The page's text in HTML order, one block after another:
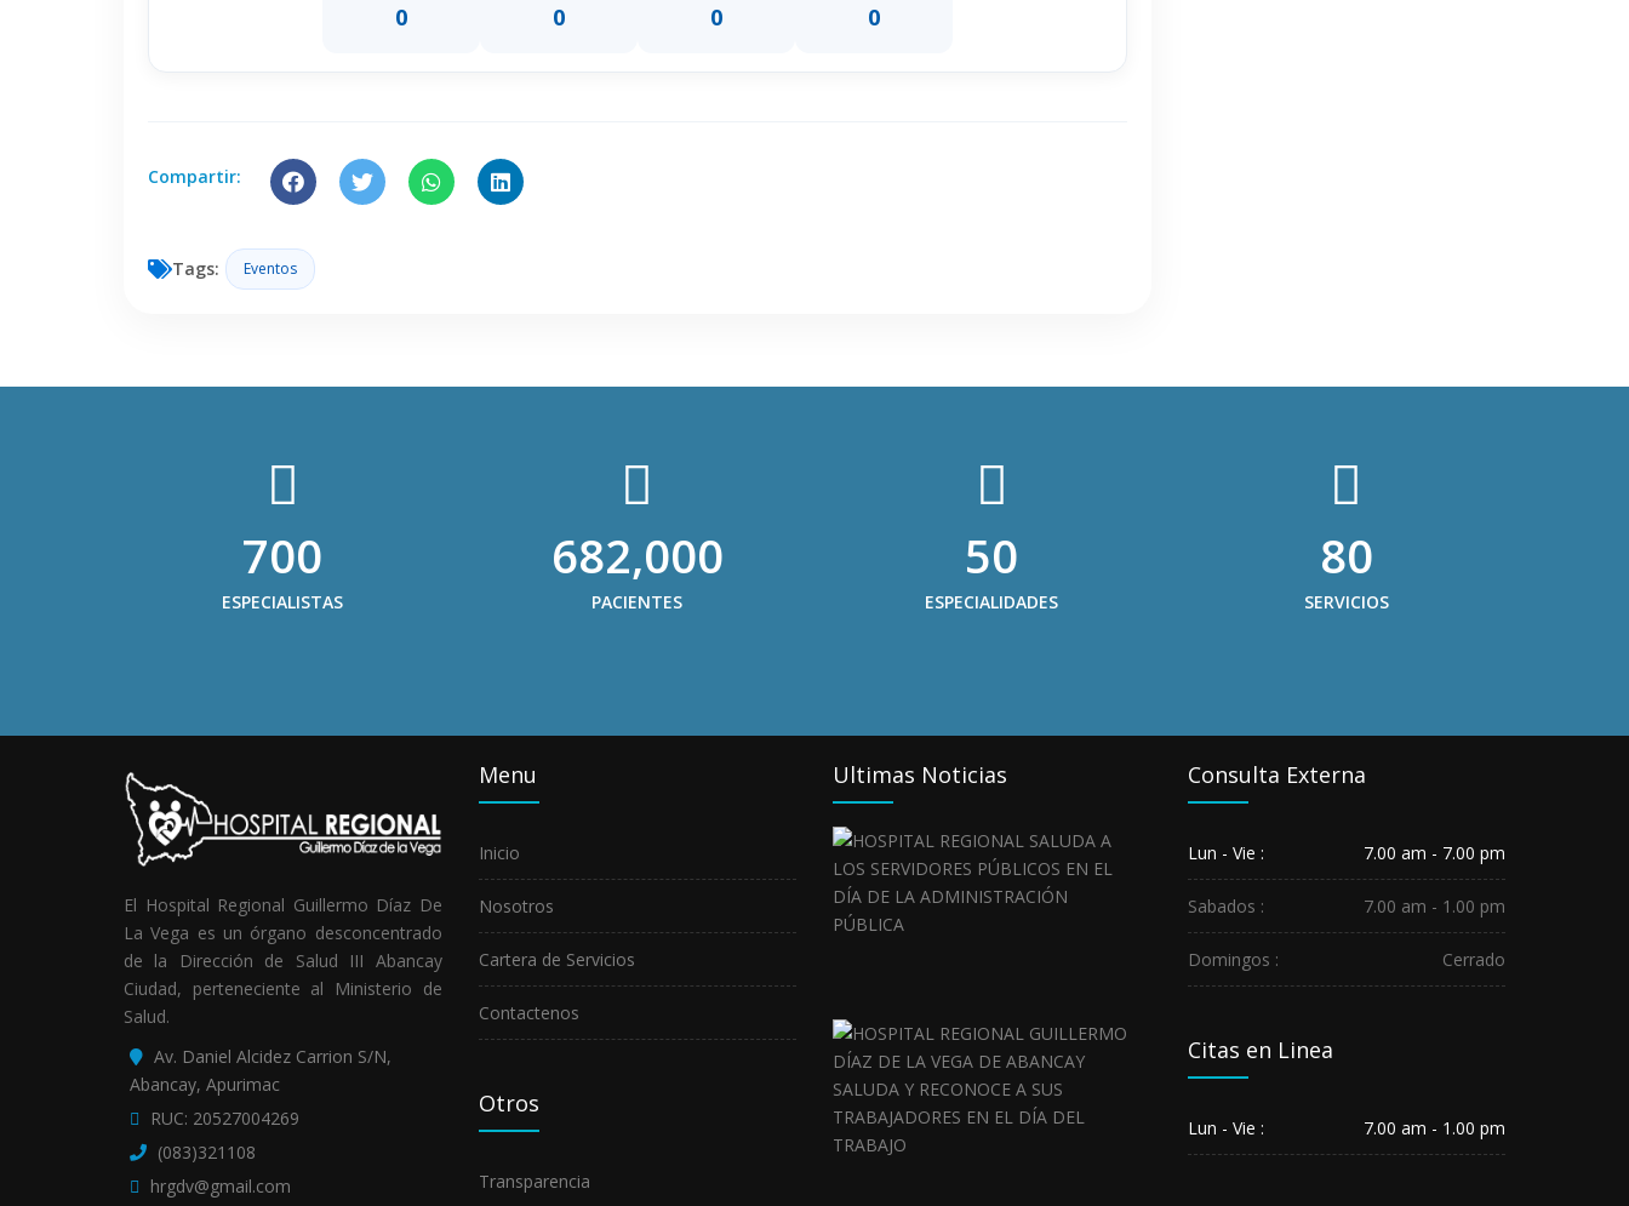
0 0 0 0
Compartir:
Tags: Eventos
700
ESPECIALISTAS
682,000
PACIENTES
50
ESPECIALIDADES
80
SERVICIOS
El Hospital Regional Guillermo Díaz De
La Vega es un órgano desconcentrado
de la Dirección de Salud III Abancay
Ciudad, perteneciente al Ministerio de
Salud.
Av. Daniel Alcidez Carrion S/N,
Abancay, Apurimac
RUC: 20527004269
(083)321108
hrgdv@gmail.com
Menu
Inicio
Nosotros
Cartera de Servicios
Contactenos
Otros
Transparencia
Ultimas Noticias
REGIONAL
SERVIDORES...
REGIONAL
GUILLERMO
VEGA
Consulta Externa
Lun - Vie : 7.00 am - 7.00 pm
Sabados : 7.00 am - 1.00 pm
Domingos : Cerrado
Citas en Linea
Lun - Vie : 7.00 am - 1.00 pm